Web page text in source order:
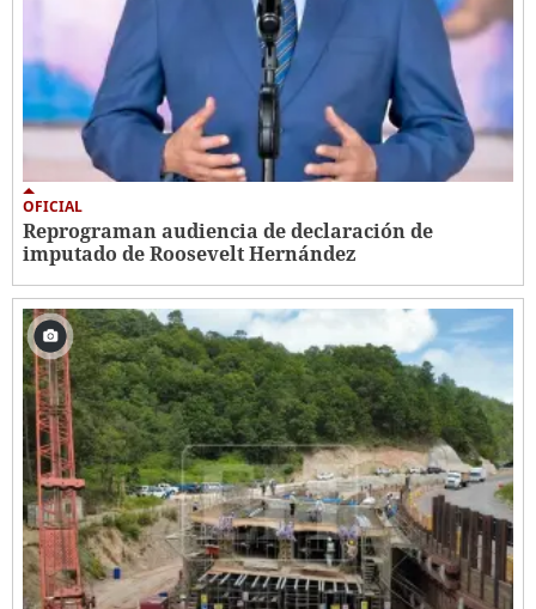
OFICIAL
Reprograman audiencia de declaración de
imputado de Roosevelt Hernández